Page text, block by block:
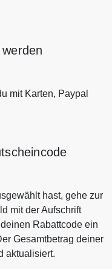
mit Karten, Paypal
hast, gehe zur
mit der Aufschrift
Rabattcode ein
Gesamtbetrag deiner
aktualisiert.